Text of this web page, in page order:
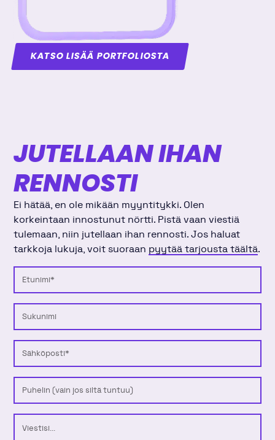
KATSO LISÄÄ PORTFOLIOSTA
JUTELLAAN IHAN
RENNOSTI
Ei hätää, en ole mikään myyntitykki. Olen
korkeintaan innostunut nörtti. Pistä vaan viestiä
tulemaan, niin jutellaan ihan rennosti. Jos haluat
tarkkoja lukuja, voit suoraan pyytää tarjousta täältä.